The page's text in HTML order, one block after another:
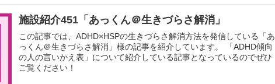
施設紹介451「あっくん＠生きづらさ解消」
この記事では、ADHD×HSPの生きづらさ解消方法を発信している「あ
っくん＠生きづらさ解消」様の記事を紹介しています。 「ADHD傾向
の人の言いかえ表」について紹介している記事となっているのでぜひ
ご覧ください！